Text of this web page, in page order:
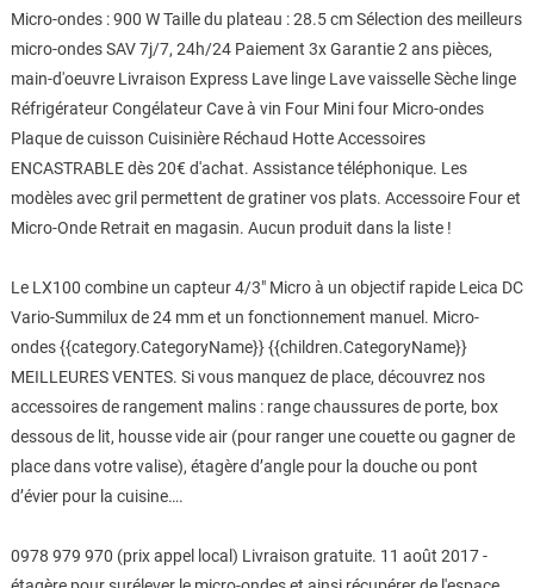
Micro-ondes : 900 W Taille du plateau : 28.5 cm Sélection des meilleurs
micro-ondes SAV 7j/7, 24h/24 Paiement 3x Garantie 2 ans pièces,
main-d'oeuvre Livraison Express Lave linge Lave vaisselle Sèche linge
Réfrigérateur Congélateur Cave à vin Four Mini four Micro-ondes
Plaque de cuisson Cuisinière Réchaud Hotte Accessoires
ENCASTRABLE dès 20€ d'achat. Assistance téléphonique. Les
modèles avec gril permettent de gratiner vos plats. Accessoire Four et
Micro-Onde Retrait en magasin. Aucun produit dans la liste !
Le LX100 combine un capteur 4/3" Micro à un objectif rapide Leica DC
Vario-Summilux de 24 mm et un fonctionnement manuel. Micro-
ondes {{category.CategoryName}} {{children.CategoryName}}
MEILLEURES VENTES. Si vous manquez de place, découvrez nos
accessoires de rangement malins : range chaussures de porte, box
dessous de lit, housse vide air (pour ranger une couette ou gagner de
place dans votre valise), étagère d’angle pour la douche ou pont
d’évier pour la cuisine….
0978 979 970 (prix appel local) Livraison gratuite. 11 août 2017 -